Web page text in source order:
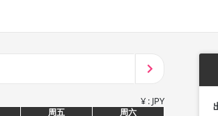
¥ : JPY
周五 周六